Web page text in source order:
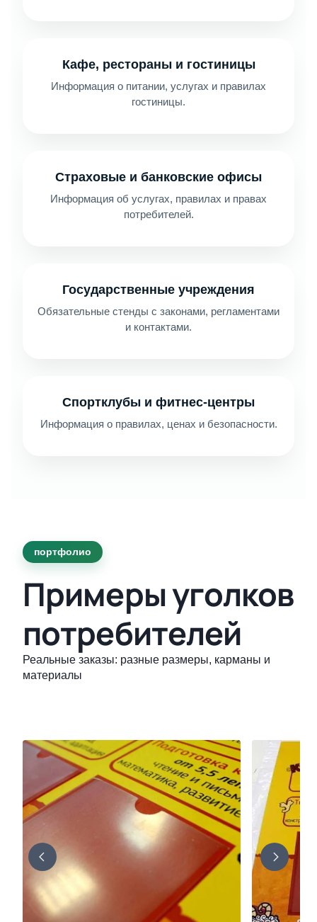
Кафе, рестораны и гостиницы
Информация о питании, услугах и правилах
гостиницы.
Страховые и банковские офисы
Информация об услугах, правилах и правах
потребителей.
Государственные учреждения
Обязательные стенды с законами, регламентами
и контактами.
Спортклубы и фитнес-центры
Информация о правилах, ценах и безопасности.
портфолио
Примеры уголков
потребителей
Реальные заказы: разные размеры, карманы и
материалы